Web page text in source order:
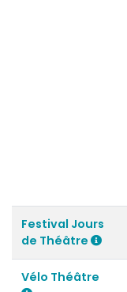
Festival Jours
de Théâtre
Vélo Théâtre